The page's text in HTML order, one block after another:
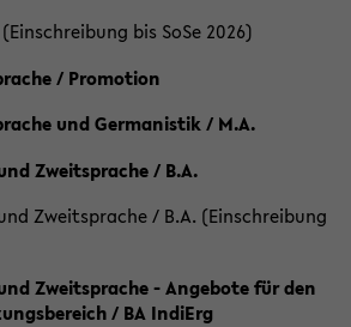
bis SoSe 2026)
/ Promotion
und Germanistik / M.A.
Zweitsprache / B.A.
Zweitsprache / B.A. (Einschreibung
Zweitsprache - Angebote für den
/ BA IndiErg